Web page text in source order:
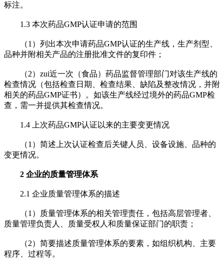
标注。
1.3 本次药品GMP认证申请的范围
（1）列出本次申请药品GMP认证的生产线，生产剂型、
品种并附相关产品的注册批准文件的复印件；
（2）zui近一次（食品）药品监督管理部门对该生产线的
检查情况（包括检查日期、检查结果、缺陷及整改情况，并附
相关的药品GMP证书）。如该生产线经过境外的药品GMP检
查，需一并提供其检查情况。
1.4 上次药品GMP认证以来的主要变更情况
（1）简述上次认证检查后关键人员、设备设施、品种的
变更情况。
2 企业的质量管理体系
2.1 企业质量管理体系的描述
（1）质量管理体系的相关管理责任，包括高层管理者、
质量管理负责人、质量受权人和质量保证部门的职责；
（2）简要描述质量管理体系的要素，如组织机构、主要
程序、过程等。